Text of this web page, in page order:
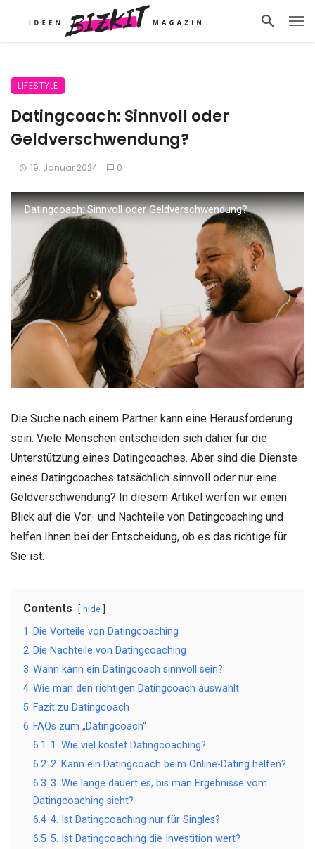
LIFESTYLE
Datingcoach: Sinnvoll oder
Geldverschwendung?
19. Januar 2024 0
Datingcoach: Sinnvoll oder Geldverschwendung?
Die Suche nach einem Partner kann eine Herausforderung
sein. Viele Menschen entscheiden sich daher für die
Unterstützung eines Datingcoaches. Aber sind die Dienste
eines Datingcoaches tatsächlich sinnvoll oder nur eine
Geldverschwendung? In diesem Artikel werfen wir einen
Blick auf die Vor- und Nachteile von Datingcoaching und
helfen Ihnen bei der Entscheidung, ob es das richtige für
Sie ist.
Contents hide
1
Die Vorteile von Datingcoaching
2 Die Nachteile von Datingcoaching
3 Wann kann ein Datingcoach sinnvoll sein?
4 Wie man den richtigen Datingcoach auswählt
5 Fazit zu Datingcoach
6 FAQs zum „Datingcoach“
6.1 1. Wie viel kostet Datingcoaching?
6.2 2. Kann ein Datingcoach beim Online-Dating helfen?
6.3 3. Wie lange dauert es, bis man Ergebnisse vom
Datingcoaching sieht?
6.4 4. Ist Datingcoaching nur für Singles?
6.5 5. Ist Datingcoaching die Investition wert?